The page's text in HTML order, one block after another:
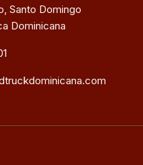
Santo Domingo
Dominicana